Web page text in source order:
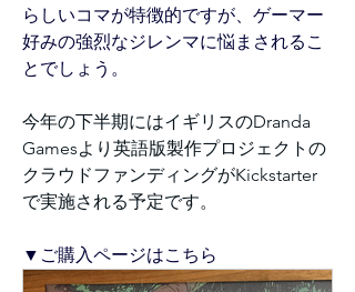
らしいコマが特徴的ですが、ゲーマー
好みの強烈なジレンマに悩まされるこ
とでしょう。
今年の下半期にはイギリスのDranda
Gamesより英語版製作プロジェクトの
クラウドファンディングがKickstarter
で実施される予定です。
▼ご購入ページはこちら